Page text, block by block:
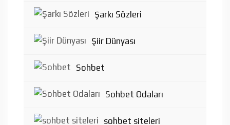
Şarkı Sözleri
Şiir Dünyası
Sohbet
Sohbet Odaları
sohbet siteleri